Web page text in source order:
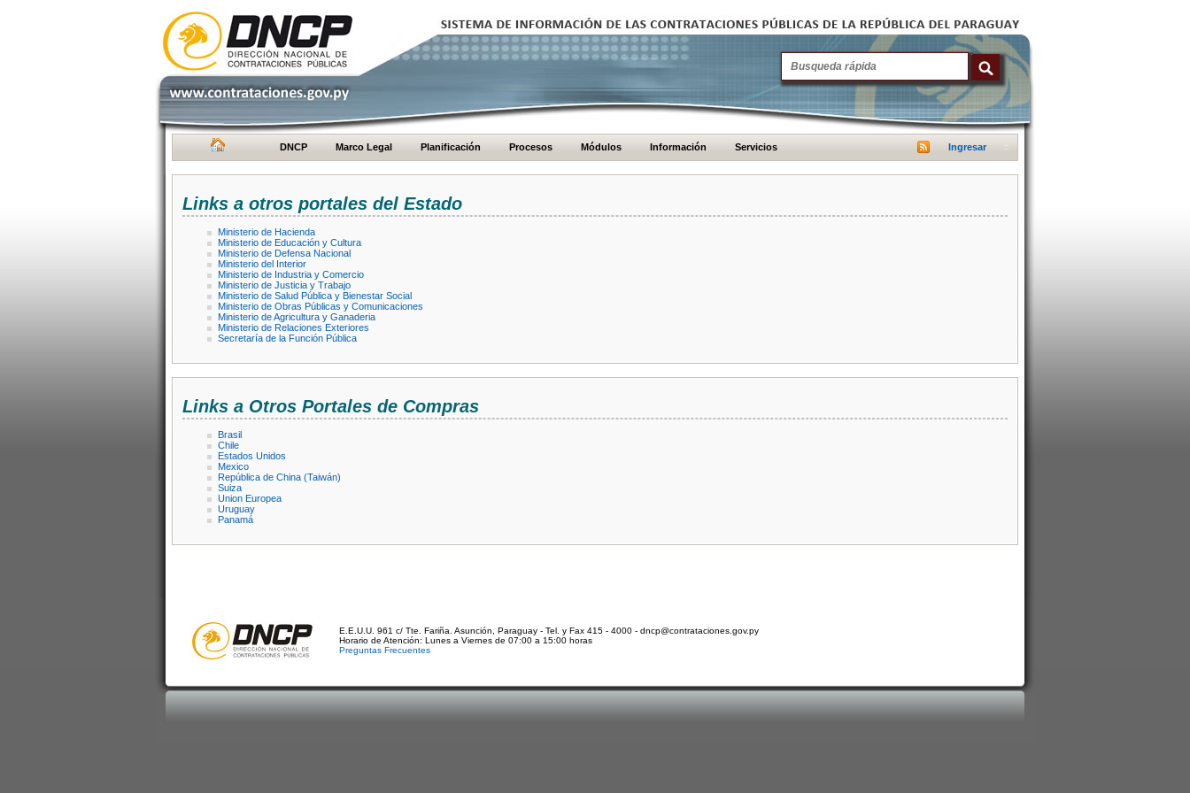
DNCP Marco Legal Planificación Procesos Módulos Información Servicios Ingresar
Links a otros portales del Estado
Ministerio de Hacienda
Ministerio de Educación y Cultura
Ministerio de Defensa Nacional
Ministerio del Interior
Ministerio de Industria y Comercio
Ministerio de Justicia y Trabajo
Ministerio de Salud Pública y Bienestar Social
Ministerio de Obras Públicas y Comunicaciones
Ministerio de Agricultura y Ganaderia
Ministerio de Relaciones Exteriores
Secretaría de la Función Pública
Links a Otros Portales de Compras
Brasil
Chile
Estados Unidos
Mexico
República de China (Taiwán)
Suiza
Union Europea
Uruguay
Panamá
E.E.U.U. 961 c/ Tte. Fariña. Asunción, Paraguay - Tel. y Fax 415 - 4000 - dncp@contrataciones.gov.py
Horario de Atención: Lunes a Viernes de 07:00 a 15:00 horas
Preguntas Frecuentes